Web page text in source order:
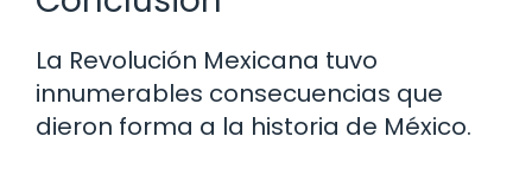
La Revolución Mexicana tuvo
innumerables consecuencias que
dieron forma a la historia de México.